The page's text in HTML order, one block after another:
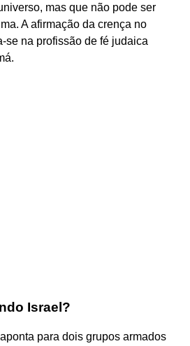
mas que não pode ser
A afirmação da crença no
se na profissão de fé judaica
Israel?
para dois grupos armados